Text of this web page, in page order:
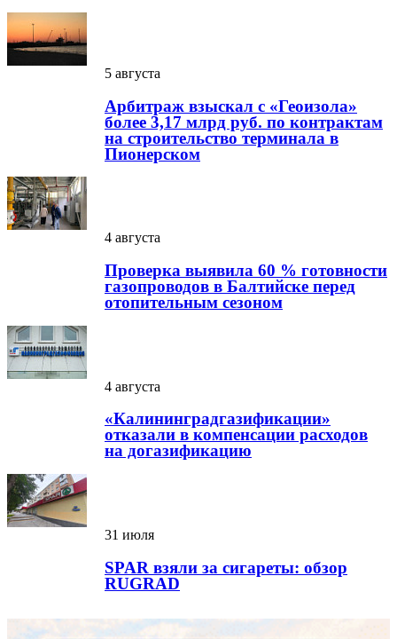
5 августа
Арбитраж взыскал с «Геоизола»
более 3,17 млрд руб. по контрактам
на строительство терминала в
Пионерском
4 августа
Проверка выявила 60 % готовности
газопроводов в Балтийске перед
отопительным сезоном
4 августа
«Калининградгазификации»
отказали в компенсации расходов
на догазификацию
31 июля
SPAR взяли за сигареты: обзор
RUGRAD